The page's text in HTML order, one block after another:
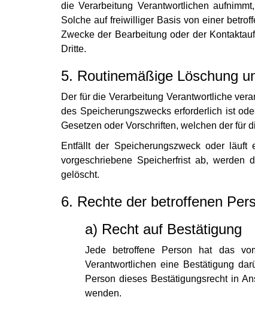
die Verarbeitung Verantwortlichen
Solche auf freiwilliger Basis von einer
Zwecke der Bearbeitung oder der
Dritte.
5. Routinemäßige Löschung
Der für die Verarbeitung Verantwortliche
des Speicherungszwecks erforderlich ist
Gesetzen oder Vorschriften, welchen der für
Entfällt der Speicherungszweck oder läuft
vorgeschriebene Speicherfrist ab, werden
gelöscht.
6. Rechte der betroffenen
a) Recht auf Bestätigung
Jede betroffene Person hat das
Verantwortlichen eine Bestätigung
Person dieses Bestätigungsrecht in
wenden.